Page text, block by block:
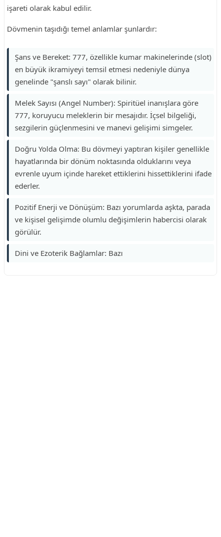
işareti olarak kabul edilir.
Dövmenin taşıdığı temel anlamlar şunlardır:
Şans ve Bereket: 777, özellikle kumar makinelerinde (slot)
en büyük ikramiyeyi temsil etmesi nedeniyle dünya
genelinde "şanslı sayı" olarak bilinir.
Melek Sayısı (Angel Number): Spiritüel inanışlara göre
777, koruyucu meleklerin bir mesajıdır. İçsel bilgeliği,
sezgilerin güçlenmesini ve manevi gelişimi simgeler.
Doğru Yolda Olma: Bu dövmeyi yaptıran kişiler genellikle
hayatlarında bir dönüm noktasında olduklarını veya
evrenle uyum içinde hareket ettiklerini hissettiklerini ifade
ederler.
Pozitif Enerji ve Dönüşüm: Bazı yorumlarda aşkta, parada
ve kişisel gelişimde olumlu değişimlerin habercisi olarak
görülür.
Dini ve Ezoterik Bağlamlar: Bazı